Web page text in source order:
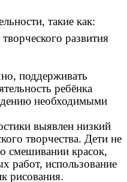
такие как:
развития
поддерживать
ребёнка
необходимыми
выявлен низкий
творчества. Дети не
смешивании красок,
работ, использование
рисования.